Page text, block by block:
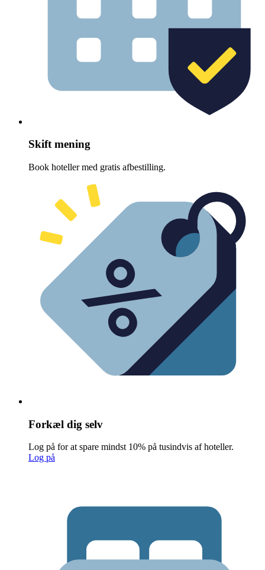
Skift mening
Book hoteller med gratis afbestilling.
Forkæl dig selv
Log på for at spare mindst 10% på tusindvis af hoteller.
Log på